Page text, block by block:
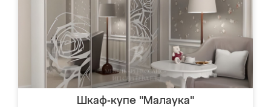
Шкаф-купе "Малаука"